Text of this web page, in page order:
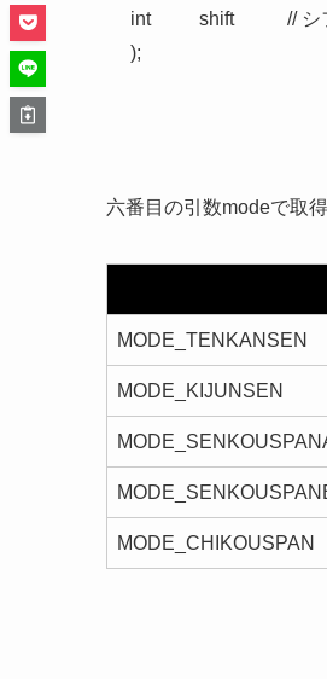
int          shift           //
   );
六番目の引数modeで取
MODE_TENKANSEN
MODE_KIJUNSEN
MODE_CHIKOUSPAN